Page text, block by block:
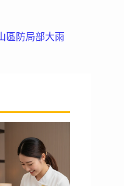
區防局部大雨